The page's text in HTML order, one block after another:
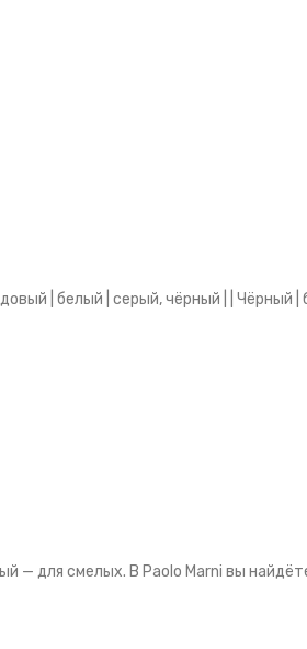
| белый | серый, чёрный | | Чёрный |
— для смелых. В Paolo Marni вы